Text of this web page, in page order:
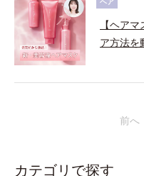
【ヘア
ア方法を
前へ
カテゴリで探す